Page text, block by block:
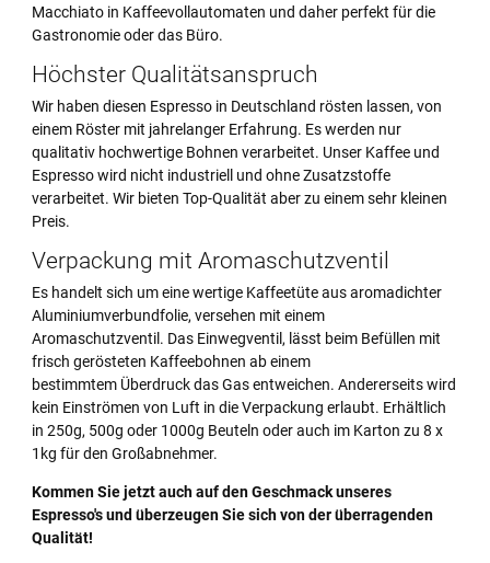
Macchiato in Kaffeevollautomaten und daher perfekt für die
Gastronomie oder das Büro.
Höchster Qualitätsanspruch
Wir haben diesen Espresso in Deutschland rösten lassen, von
einem Röster mit jahrelanger Erfahrung. Es werden nur
qualitativ hochwertige Bohnen verarbeitet. Unser Kaffee und
Espresso wird nicht industriell und ohne Zusatzstoffe
verarbeitet. Wir bieten Top-Qualität aber zu einem sehr kleinen
Preis.
Verpackung mit Aromaschutzventil
Es handelt sich um eine wertige Kaffeetüte aus aromadichter
Aluminiumverbundfolie, versehen mit einem
Aromaschutzventil. Das Einwegventil, lässt beim Befüllen mit
frisch gerösteten Kaffeebohnen ab einem
bestimmtem Überdruck das Gas entweichen. Andererseits wird
kein Einströmen von Luft in die Verpackung erlaubt. Erhältlich
in 250g, 500g oder 1000g Beuteln oder auch im Karton zu 8 x
1kg für den Großabnehmer.
Kommen Sie jetzt auch auf den Geschmack unseres
Espresso's und überzeugen Sie sich von der überragenden
Qualität!